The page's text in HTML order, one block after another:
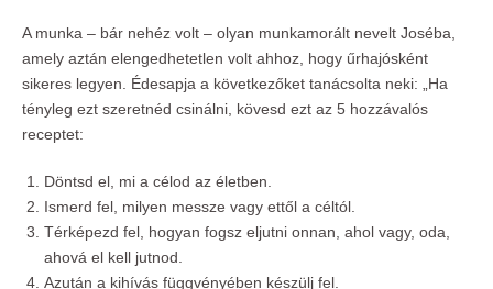
A munka – bár nehéz volt – olyan munkamorált nevelt Joséba,
amely aztán elengedhetetlen volt ahhoz, hogy űrhajósként
sikeres legyen. Édesapja a következőket tanácsolta neki: „Ha
tényleg ezt szeretnéd csinálni, kövesd ezt az 5 hozzávalós
receptet:
Döntsd el, mi a célod az életben.
Ismerd fel, milyen messze vagy ettől a céltól.
Térképezd fel, hogyan fogsz eljutni onnan, ahol vagy, oda,
ahová el kell jutnod.
Azután a kihívás függvényében készülj fel.